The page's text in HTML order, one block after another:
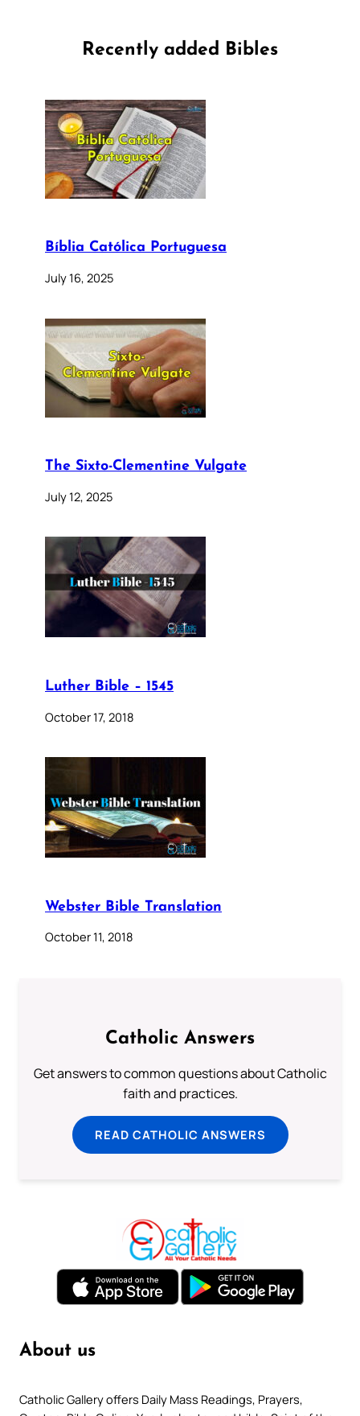
Recently added Bibles
Bíblia Católica Portuguesa
July 16, 2025
The Sixto-Clementine Vulgate
July 12, 2025
Luther Bible – 1545
October 17, 2018
Webster Bible Translation
October 11, 2018
Catholic Answers
Get answers to common questions about Catholic
faith and practices.
READ CATHOLIC ANSWERS
About us
Catholic Gallery offers Daily Mass Readings, Prayers,